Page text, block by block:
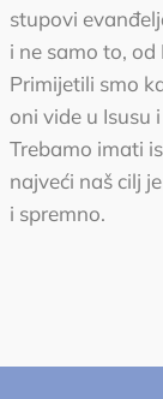
stupovi
i ne samo to,
Primijetili smo
oni vide u Isusu
Trebamo imati
najveći naš cilj
i spremno.